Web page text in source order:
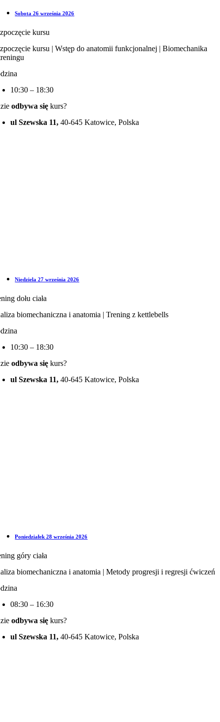
Sobota 26 września 2026
kursu
kursu | Wstęp do anatomii funkcjonalnej | Biomechanika
10:30 – 18:30
odbywa się kurs?
ul Szewska 11, 40-645 Katowice, Polska
Niedziela 27 września 2026
dołu ciała
biomechaniczna i anatomia | Trening z kettlebells
10:30 – 18:30
odbywa się kurs?
ul Szewska 11, 40-645 Katowice, Polska
Poniedziałek 28 września 2026
góry ciała
biomechaniczna i anatomia | Metody progresji i regresji ćwiczeń
08:30 – 16:30
odbywa się kurs?
ul Szewska 11, 40-645 Katowice, Polska